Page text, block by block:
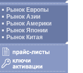
Рынок Европы
Рынок Азии
Рынок Америки
Рынок Японии
Рынок Китая